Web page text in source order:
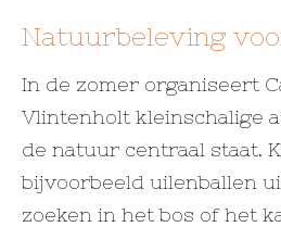
Natuurbeleving
In de zomer organiseert
Vlintenholt kleinschalige
de natuur centraal staat.
bijvoorbeeld uilenballen
zoeken in het bos of het